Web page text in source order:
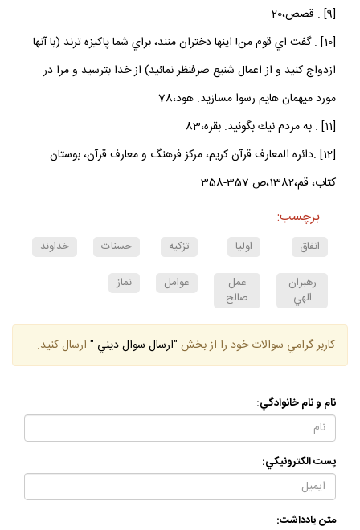
[9] . قصص،20
[10] . گفت اي قوم من! اينها دختران منند، براي شما پاكيزه ترند (با آنها
ازدواج كنيد و از اعمال شنيع صرفنظر نمائيد) از خدا بترسيد و مرا در
مورد ميهمان هايم رسوا مسازيد. هود،78
[11] . به مردم نيك بگوئيد. بقره،83
[12] .دائره المعارف قرآن كريم، مركز فرهنگ و معارف قرآن، بوستان
كتاب، قم،1382،ص 357-358
برچسب:
انفاق اوليا تزكيه حسنات خداوند
رهبران
الهي
عمل
صالح
عوامل نماز
كاربر گرامي سوالات خود را از بخش "ارسال سوال ديني " ارسال كنيد.
نام و نام خانوادگي:
پست الكترونيكي:
متن يادداشت: